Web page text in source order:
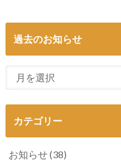
過去のお知らせ
カテゴリー
お知らせ(38)